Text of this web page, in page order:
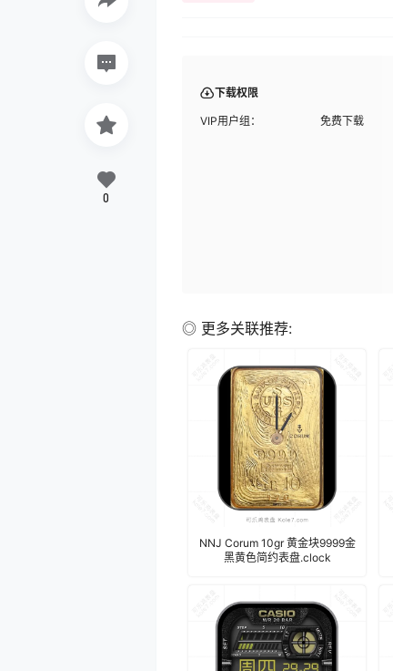
下载权限
VIP用户组： 免费下载
◎ 更多关联推荐:
NNJ Corum 10gr 黄金块9999金
黑黄色简约表盘.clock
0